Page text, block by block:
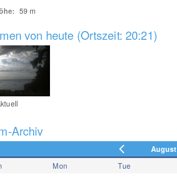
59 m
von heute (Ortszeit: 20:21)
Archiv
August
Mon Tue